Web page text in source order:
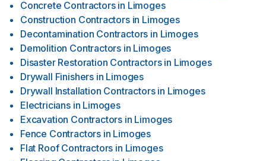
Concrete Contractors in Limoges
Construction Contractors in Limoges
Decontamination Contractors in Limoges
Demolition Contractors in Limoges
Disaster Restoration Contractors in Limoges
Drywall Finishers in Limoges
Drywall Installation Contractors in Limoges
Electricians in Limoges
Excavation Contractors in Limoges
Fence Contractors in Limoges
Flat Roof Contractors in Limoges